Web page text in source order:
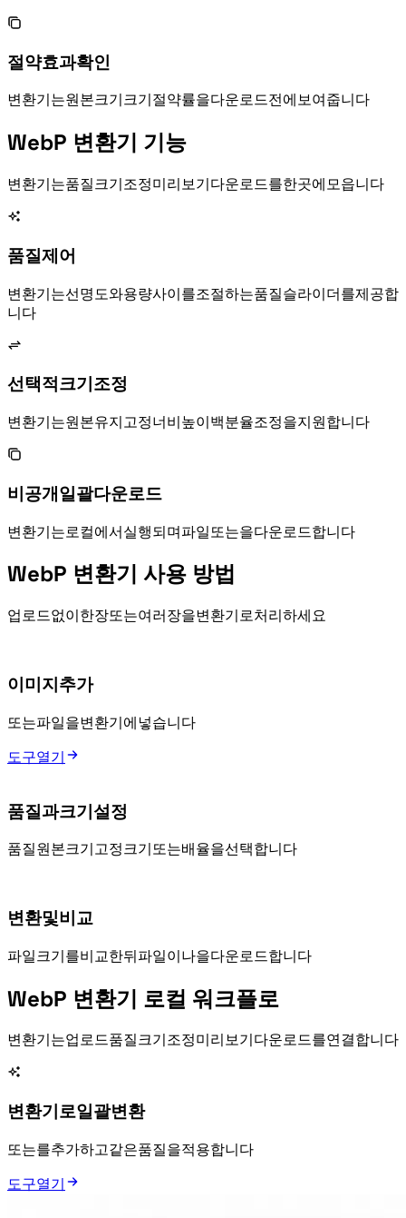
절약 효과 확인
WebP 변환기는 원본 크기, WebP 크기, 절약률을 다운로드 전에 보여줍니다.
WebP 변환기 기능
WebP 변환기는 품질, 크기 조정, 미리보기, 다운로드를 한곳에 모읍니다.
품질 제어
WebP 변환기는 선명도와 용량 사이를 조절하는 품질 슬라이더를 제공합
니다.
선택적 크기 조정
WebP 변환기는 원본 유지, 고정 너비/높이, 백분율 조정을 지원합니다.
비공개 일괄 다운로드
WebP 변환기는 로컬에서 실행되며 WebP 파일 또는 ZIP을 다운로드합니다.
WebP 변환기 사용 방법
업로드 없이 한 장 또는 여러 장을 WebP 변환기로 처리하세요.
이미지 추가
JPG, PNG 또는 GIF 파일을 WebP 변환기에 넣습니다.
도구 열기
품질과 크기 설정
WebP 품질, 원본 크기, 고정 크기 또는 배율을 선택합니다.
변환 및 비교
파일 크기를 비교한 뒤 WebP 파일이나 ZIP을 다운로드합니다.
WebP 변환기 로컬 워크플로
WebP 변환기는 업로드, 품질, 크기 조정, 미리보기, 다운로드를 연결합니다.
WebP 변환기로 일괄 변환
JPG, PNG 또는 GIF를 추가하고 같은 WebP 품질을 적용합니다.
도구 열기